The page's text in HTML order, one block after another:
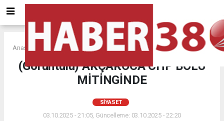
Anasayfa SİYASET
(Görüntülü) AKÇAKOCA CHP BOLU
MİTİNGİNDE
SİYASET
03.10.2025 - 21:05, Güncelleme: 03.10.2025 - 22:20